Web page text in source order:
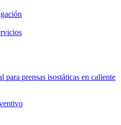
prensas isostáticas en caliente